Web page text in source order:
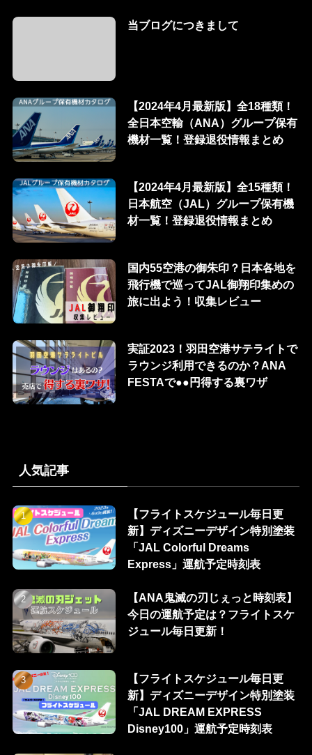
当ブログにつきまして
【2024年4月最新版】全18種類！
全日本空輸（ANA）グループ保有
機材一覧！登録退役情報まとめ
【2024年4月最新版】全15種類！
日本航空（JAL）グループ保有機
材一覧！登録退役情報まとめ
国内55空港の御朱印？日本各地を
飛行機で巡ってJAL御翔印集めの
旅に出よう！収集レビュー
実証2023！羽田空港サテライトで
ラウンジ利用できるのか？ANA
FESTAで●●円得する裏ワザ
人気記事
【フライトスケジュール毎日更
新】ディズニーデザイン特別塗装
「JAL Colorful Dreams
Express」運航予定時刻表
【ANA鬼滅の刃じぇっと時刻表】
今日の運航予定は？フライトスケ
ジュール毎日更新！
【フライトスケジュール毎日更
新】ディズニーデザイン特別塗装
「JAL DREAM EXPRESS
Disney100」運航予定時刻表